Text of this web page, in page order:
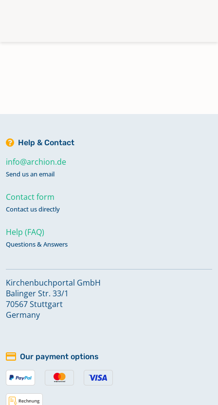
Help & Contact
info@archion.de
Send us an email
Contact form
Contact us directly
Help (FAQ)
Questions & Answers
Kirchenbuchportal GmbH
Balinger Str. 33/1
70567 Stuttgart
Germany
Our payment options